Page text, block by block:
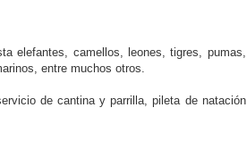
elefantes, camellos, leones, tigres, pumas,
entre muchos otros.
de cantina y parrilla, pileta de natación